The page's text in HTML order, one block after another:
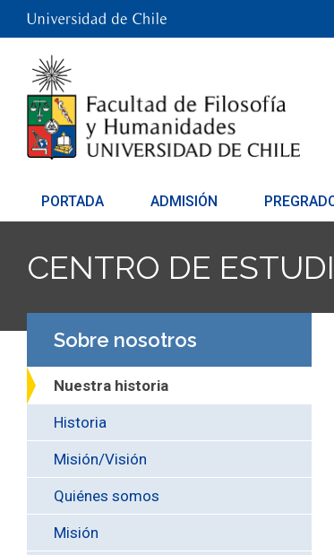
PORTADA ADMISIÓN
CENTRO DE
Sobre nosotros
Nuestra historia
Historia
Misión/Visión
Quiénes somos
Misión